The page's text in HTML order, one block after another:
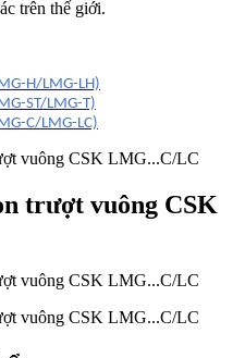
trên thế giới.
H/LMG-LH)
ST/LMG-T)
C/LMG-LC)
trượt vuông CSK